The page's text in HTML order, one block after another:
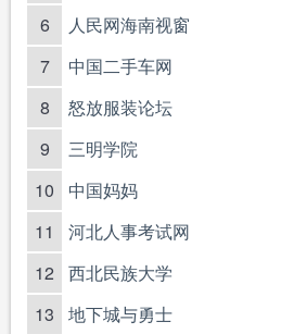
6 人民网海南视窗
7 中国二手车网
8 怒放服装论坛
9 三明学院
10 中国妈妈
11 河北人事考试网
12 西北民族大学
13 地下城与勇士